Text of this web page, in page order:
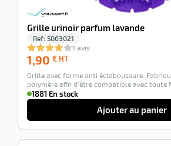
Grille urinoir parfum lavande
Ref: 5063021
1 avis
1,90 € HT
HT
Grille avec forme anti éclaboussure.
polymère afin d’être compatible avec toute
1881 En stock
Ajouter au panier